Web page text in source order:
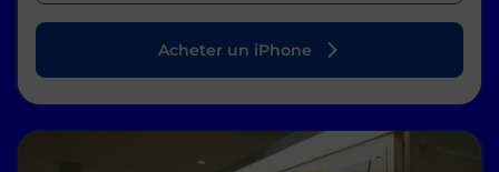
Acheter un iPhone